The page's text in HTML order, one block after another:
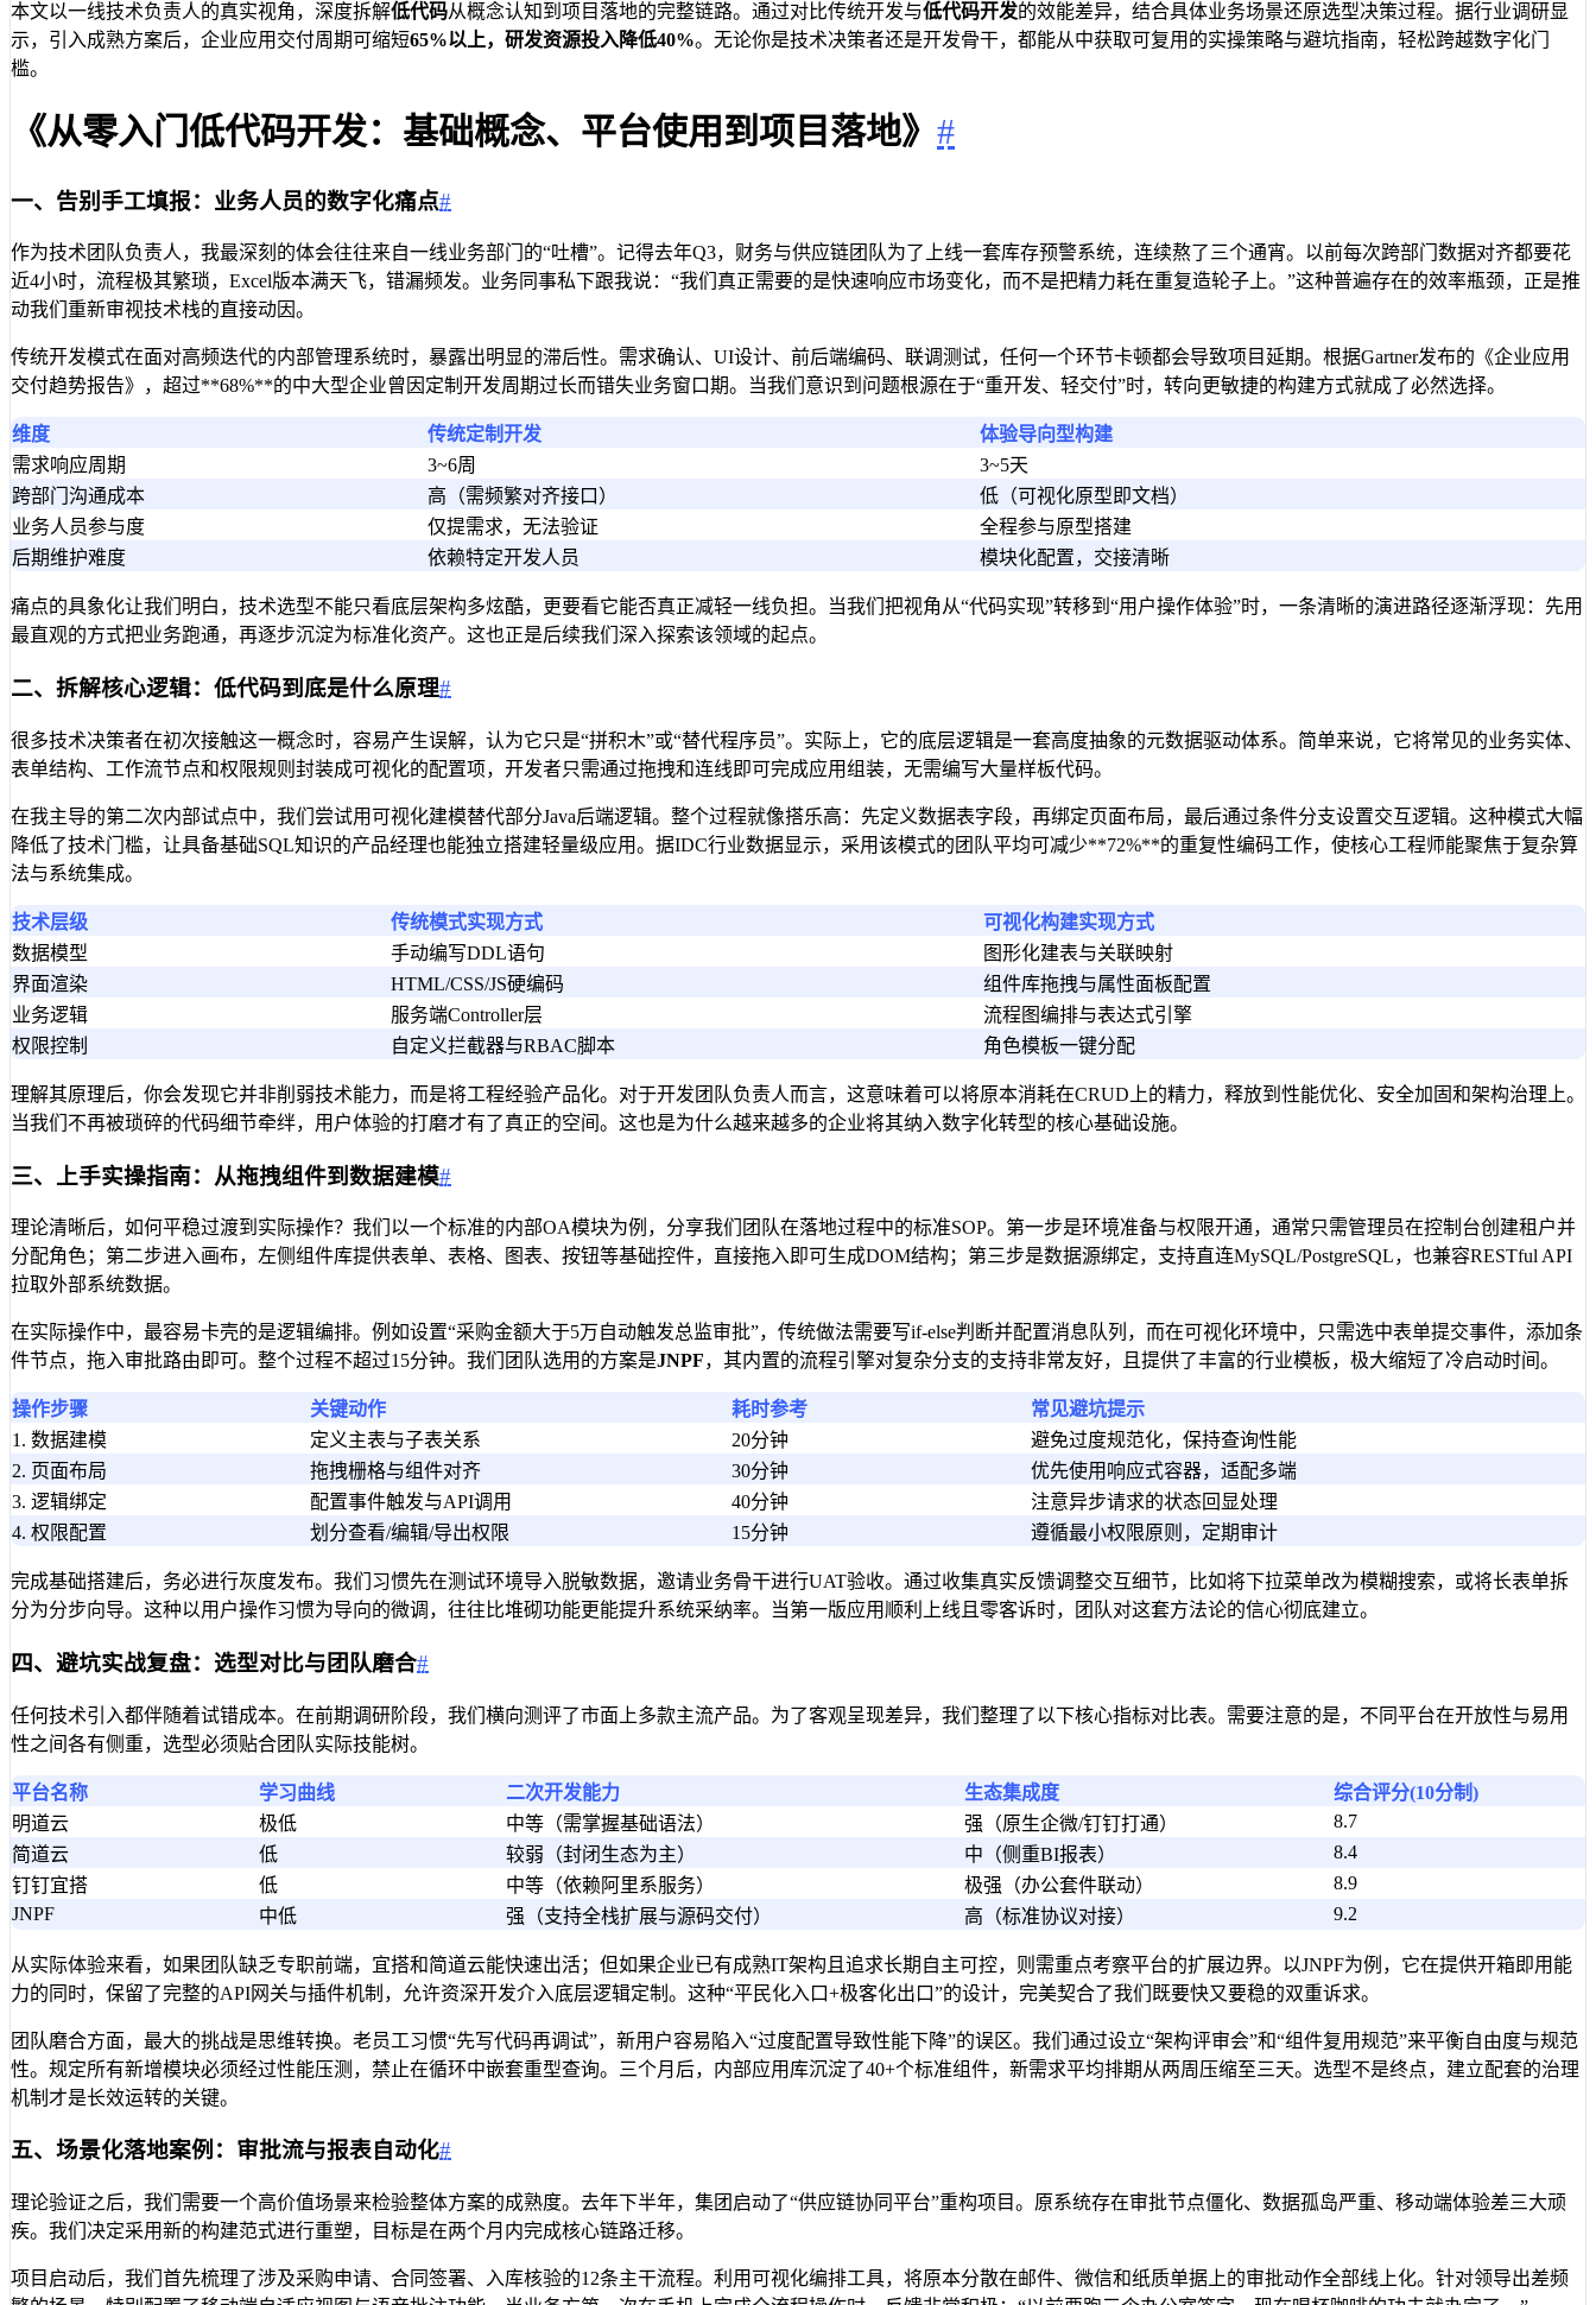
本文以一线技术负责人的真实视角，深度拆解低代码从概念认知到项目落地的完整链路。通过对比传统开发与低代码开发的效能差异，结合具体业务场景还原选型决策过程。据行业调研显
示，引入成熟方案后，企业应用交付周期可缩短65%以上，研发资源投入降低40%。无论你是技术决策者还是开发骨干，都能从中获取可复用的实操策略与避坑指南，轻松跨越数字化门
槛。
《从零入门低代码开发：基础概念、平台使用到项目落地》 #
一、告别手工填报：业务人员的数字化痛点#
作为技术团队负责人，我最深刻的体会往往来自一线业务部门的“吐槽”。记得去年Q3，财务与供应链团队为了上线一套库存预警系统，连续熬了三个通宵。以前每次跨部门数据对齐都要花
近4小时，流程极其繁琐，Excel版本满天飞，错漏频发。业务同事私下跟我说：“我们真正需要的是快速响应市场变化，而不是把精力耗在重复造轮子上。”这种普遍存在的效率瓶颈，正是推
动我们重新审视技术栈的直接动因。
传统开发模式在面对高频迭代的内部管理系统时，暴露出明显的滞后性。需求确认、UI设计、前后端编码、联调测试，任何一个环节卡顿都会导致项目延期。根据Gartner发布的《企业应用
交付趋势报告》，超过**68%**的中大型企业曾因定制开发周期过长而错失业务窗口期。当我们意识到问题根源在于“重开发、轻交付”时，转向更敏捷的构建方式就成了必然选择。
维度 传统定制开发
体验导向型构建
需求响应周期
3~6周
3~5天
跨部门沟通成本
高（需频繁对齐接口）
低（可视化原型即文档）
业务人员参与度
仅提需求，无法验证
全程参与原型搭建
后期维护难度
依赖特定开发人员 模块化配置，交接清晰
痛点的具象化让我们明白，技术选型不能只看底层架构多炫酷，更要看它能否真正减轻一线负担。当我们把视角从“代码实现”转移到“用户操作体验”时，一条清晰的演进路径逐渐浮现：先用
最直观的方式把业务跑通，再逐步沉淀为标准化资产。这也正是后续我们深入探索该领域的起点。
二、拆解核心逻辑：低代码到底是什么原理#
很多技术决策者在初次接触这一概念时，容易产生误解，认为它只是“拼积木”或“替代程序员”。实际上，它的底层逻辑是一套高度抽象的元数据驱动体系。简单来说，它将常见的业务实体、
表单结构、工作流节点和权限规则封装成可视化的配置项，开发者只需通过拖拽和连线即可完成应用组装，无需编写大量样板代码。
在我主导的第二次内部试点中，我们尝试用可视化建模替代部分Java后端逻辑。整个过程就像搭乐高：先定义数据表字段，再绑定页面布局，最后通过条件分支设置交互逻辑。这种模式大幅
降低了技术门槛，让具备基础SQL知识的产品经理也能独立搭建轻量级应用。据IDC行业数据显示，采用该模式的团队平均可减少**72%**的重复性编码工作，使核心工程师能聚焦于复杂算
法与系统集成。
技术层级 传统模式实现方式
可视化构建实现方式
数据模型
手动编写DDL语句
图形化建表与关联映射
界面渲染
HTML/CSS/JS硬编码
组件库拖拽与属性面板配置
业务逻辑
服务端Controller层
流程图编排与表达式引擎
权限控制
自定义拦截器与RBAC脚本 角色模板一键分配
理解其原理后，你会发现它并非削弱技术能力，而是将工程经验产品化。对于开发团队负责人而言，这意味着可以将原本消耗在CRUD上的精力，释放到性能优化、安全加固和架构治理上。
当我们不再被琐碎的代码细节牵绊，用户体验的打磨才有了真正的空间。这也是为什么越来越多的企业将其纳入数字化转型的核心基础设施。
三、上手实操指南：从拖拽组件到数据建模#
理论清晰后，如何平稳过渡到实际操作？我们以一个标准的内部OA模块为例，分享我们团队在落地过程中的标准SOP。第一步是环境准备与权限开通，通常只需管理员在控制台创建租户并
分配角色；第二步进入画布，左侧组件库提供表单、表格、图表、按钮等基础控件，直接拖入即可生成DOM结构；第三步是数据源绑定，支持直连MySQL/PostgreSQL，也兼容RESTful API
拉取外部系统数据。
在实际操作中，最容易卡壳的是逻辑编排。例如设置“采购金额大于5万自动触发总监审批”，传统做法需要写if-else判断并配置消息队列，而在可视化环境中，只需选中表单提交事件，添加条
件节点，拖入审批路由即可。整个过程不超过15分钟。我们团队选用的方案是JNPF，其内置的流程引擎对复杂分支的支持非常友好，且提供了丰富的行业模板，极大缩短了冷启动时间。
操作步骤 关键动作 耗时参考
常见避坑提示
1. 数据建模
定义主表与子表关系 20分钟
避免过度规范化，保持查询性能
2. 页面布局
拖拽栅格与组件对齐 30分钟
优先使用响应式容器，适配多端
3. 逻辑绑定
配置事件触发与API调用 40分钟
注意异步请求的状态回显处理
4. 权限配置
划分查看/编辑/导出权限 15分钟 遵循最小权限原则，定期审计
完成基础搭建后，务必进行灰度发布。我们习惯先在测试环境导入脱敏数据，邀请业务骨干进行UAT验收。通过收集真实反馈调整交互细节，比如将下拉菜单改为模糊搜索，或将长表单拆
分为分步向导。这种以用户操作习惯为导向的微调，往往比堆砌功能更能提升系统采纳率。当第一版应用顺利上线且零客诉时，团队对这套方法论的信心彻底建立。
四、避坑实战复盘：选型对比与团队磨合#
任何技术引入都伴随着试错成本。在前期调研阶段，我们横向测评了市面上多款主流产品。为了客观呈现差异，我们整理了以下核心指标对比表。需要注意的是，不同平台在开放性与易用
性之间各有侧重，选型必须贴合团队实际技能树。
平台名称 学习曲线 二次开发能力 生态集成度
综合评分(10分制)
明道云
极低 中等（需掌握基础语法） 强（原生企微/钉钉打通）
8.7
简道云
低 较弱（封闭生态为主） 中（侧重BI报表）
8.4
钉钉宜搭
低 中等（依赖阿里系服务） 极强（办公套件联动）
8.9
JNPF
中低 强（支持全栈扩展与源码交付） 高（标准协议对接） 9.2
从实际体验来看，如果团队缺乏专职前端，宜搭和简道云能快速出活；但如果企业已有成熟IT架构且追求长期自主可控，则需重点考察平台的扩展边界。以JNPF为例，它在提供开箱即用能
力的同时，保留了完整的API网关与插件机制，允许资深开发介入底层逻辑定制。这种“平民化入口+极客化出口”的设计，完美契合了我们既要快又要稳的双重诉求。
团队磨合方面，最大的挑战是思维转换。老员工习惯“先写代码再调试”，新用户容易陷入“过度配置导致性能下降”的误区。我们通过设立“架构评审会”和“组件复用规范”来平衡自由度与规范
性。规定所有新增模块必须经过性能压测，禁止在循环中嵌套重型查询。三个月后，内部应用库沉淀了40+个标准组件，新需求平均排期从两周压缩至三天。选型不是终点，建立配套的治理
机制才是长效运转的关键。
五、场景化落地案例：审批流与报表自动化#
理论验证之后，我们需要一个高价值场景来检验整体方案的成熟度。去年下半年，集团启动了“供应链协同平台”重构项目。原系统存在审批节点僵化、数据孤岛严重、移动端体验差三大顽
疾。我们决定采用新的构建范式进行重塑，目标是在两个月内完成核心链路迁移。
项目启动后，我们首先梳理了涉及采购申请、合同签署、入库核验的12条主干流程。利用可视化编排工具，将原本分散在邮件、微信和纸质单据上的审批动作全部线上化。针对领导出差频